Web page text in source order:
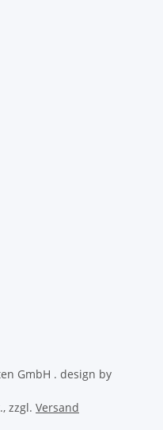
GmbH . design by
zzgl. Versand